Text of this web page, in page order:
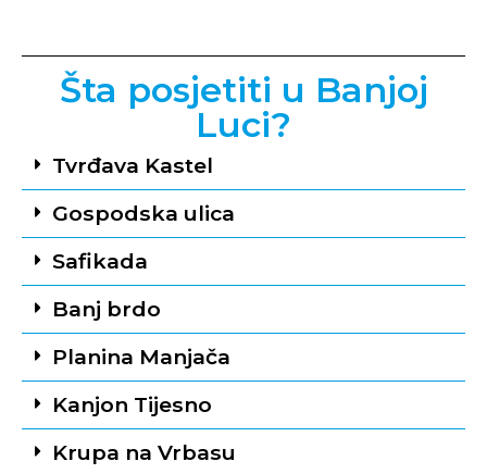
Šta posjetiti u Banjoj
Luci?
Tvrđava Kastel
Gospodska ulica
Safikada
Banj brdo
Planina Manjača
Kanjon Tijesno
Krupa na Vrbasu